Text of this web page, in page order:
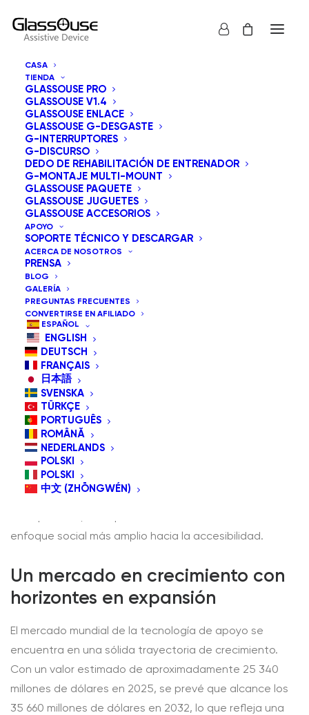
CASA
TIENDA
GLASSOUSE PRO
GLASSOUSE V1.4
GLASSOUSE ENLACE
GLASSOUSE G-DESGASTE
G-INTERRUPTORES
G-DISCURSO
DEDO DE REHABILITACIÓN DE ENTRENADOR
G-MONTAJE MULTI-MOUNT
GLASSOUSE PAQUETE
GLASSOUSE JUGUETES
GLASSOUSE ACCESORIOS
APOYO
SOPORTE TÉCNICO Y DESCARGAR
ACERCA DE NOSOTROS
PRENSA
BLOG
GALERÍA
PREGUNTAS FRECUENTES
CONVERTIRSE EN AFILIADO
ESPAÑOL
ENGLISH
DEUTSCH
FRANÇAIS
日本語
SVENSKA
TÜRKÇE
PORTUGUÊS
ROMÂNĂ
NEDERLANDS
POLSKI
POLSKI
中文 (ZHŌNGWÉN)
Empoderando la
Independencia: El
Paisaje Evolutivo de
la Tecnología
Asistencial en 2025
30 DE ABRIL DE 2026
A medida que avanzamos en 2025, la industria de la
tecnología de asistencia (TA) está experimentando una
transformación significativa, impulsada por cambios
demográficos, innovaciones tecnológicas y un énfasis
creciente en la inclusión. Esta evolución no solo está
mejorando la calidad de vida de las personas con
enfoque social más amplio hacia la accesibilidad.
Un mercado en crecimiento con
horizontes en expansión
El mercado mundial de la tecnología de apoyo se
encuentra en una sólida trayectoria de crecimiento.
Con un valor estimado de aproximadamente 25 340
millones de dólares en 2025, se prevé que alcance los
35 660 millones de dólares en 2032, lo que refleja una